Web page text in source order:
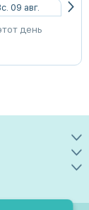
09 авг.
день